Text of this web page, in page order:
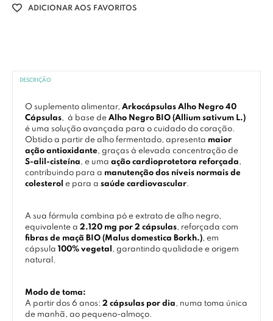
ADICIONAR AOS FAVORITOS
DESCRIÇÃO
O suplemento alimentar, Arkocápsulas Alho Negro 40
Cápsulas, à base de Alho Negro BIO (Allium sativum L.)
é uma solução avançada para o cuidado do coração.
Obtido a partir de alho fermentado, apresenta maior
ação antioxidante, graças à elevada concentração de
S-alil-cisteína, e uma ação cardioprotetora reforçada,
contribuindo para a manutenção dos níveis normais de
colesterol e para a saúde cardiovascular.
A sua fórmula combina pó e extrato de alho negro,
equivalente a 2.120 mg por 2 cápsulas, reforçada com
fibras de maçã BIO (Malus domestica Borkh.), em
cápsula 100% vegetal , garantindo qualidade e origem
natural.
Modo de toma:
A partir dos 6 anos: 2 cápsulas por dia, numa toma única
de manhã, ao pequeno-almoço.